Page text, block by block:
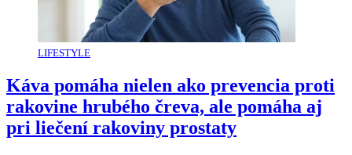
LIFESTYLE
Káva pomáha nielen ako prevencia proti
rakovine hrubého čreva, ale pomáha aj
pri liečení rakoviny prostaty